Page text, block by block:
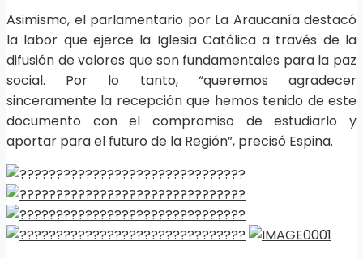
Asimismo, el parlamentario por La Araucanía destacó
la labor que ejerce la Iglesia Católica a través de la
difusión de valores que son fundamentales para la paz
social. Por lo tanto, “queremos agradecer
sinceramente la recepción que hemos tenido de este
documento con el compromiso de estudiarlo y
aportar para el futuro de la Región”, precisó Espina.